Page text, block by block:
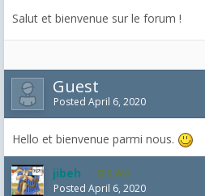
Salut et bienvenue sur le forum !
Guest
Posted April 6, 2020
Hello et bienvenue parmi nous.
jibeh 5,466
Posted April 6, 2020